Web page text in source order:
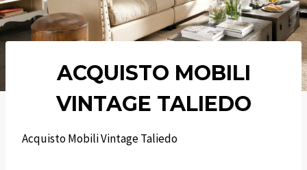
ACQUISTO MOBILI
VINTAGE TALIEDO
Acquisto Mobili Vintage Taliedo